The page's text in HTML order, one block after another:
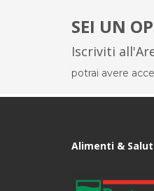
SEI UN
Iscriviti
potrai avere
Alimenti &